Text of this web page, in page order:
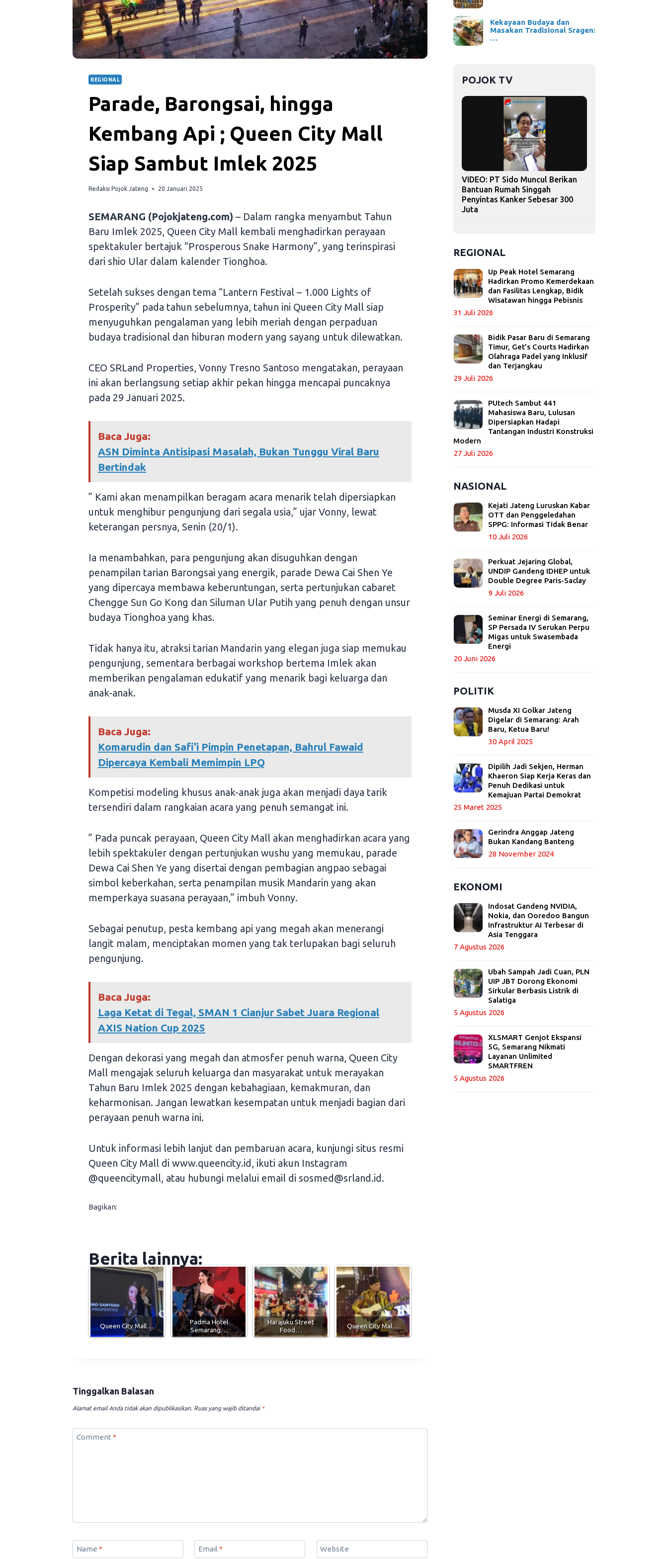
REGIONAL
Parade, Barongsai, hingga
Kembang Api ; Queen City Mall
Siap Sambut Imlek 2025
Redaksi Pojok Jateng 20 Januari 2025
SEMARANG (Pojokjateng.com) – Dalam rangka menyambut Tahun
Baru Imlek 2025, Queen City Mall kembali menghadirkan perayaan
spektakuler bertajuk “Prosperous Snake Harmony”, yang terinspirasi
dari shio Ular dalam kalender Tionghoa.
Setelah sukses dengan tema “Lantern Festival – 1.000 Lights of
Prosperity” pada tahun sebelumnya, tahun ini Queen City Mall siap
menyuguhkan pengalaman yang lebih meriah dengan perpaduan
budaya tradisional dan hiburan modern yang sayang untuk dilewatkan.
CEO SRLand Properties, Vonny Tresno Santoso mengatakan, perayaan
ini akan berlangsung setiap akhir pekan hingga mencapai puncaknya
pada 29 Januari 2025.
Baca Juga:
ASN Diminta Antisipasi Masalah, Bukan Tunggu Viral Baru
Bertindak
” Kami akan menampilkan beragam acara menarik telah dipersiapkan
untuk menghibur pengunjung dari segala usia,” ujar Vonny, lewat
keterangan persnya, Senin (20/1).
Ia menambahkan, para pengunjung akan disuguhkan dengan
penampilan tarian Barongsai yang energik, parade Dewa Cai Shen Ye
yang dipercaya membawa keberuntungan, serta pertunjukan cabaret
Chengge Sun Go Kong dan Siluman Ular Putih yang penuh dengan unsur
budaya Tionghoa yang khas.
Tidak hanya itu, atraksi tarian Mandarin yang elegan juga siap memukau
pengunjung, sementara berbagai workshop bertema Imlek akan
memberikan pengalaman edukatif yang menarik bagi keluarga dan
anak-anak.
Baca Juga:
Komarudin dan Safi'i Pimpin Penetapan, Bahrul Fawaid
Dipercaya Kembali Memimpin LPQ
Kompetisi modeling khusus anak-anak juga akan menjadi daya tarik
tersendiri dalam rangkaian acara yang penuh semangat ini.
” Pada puncak perayaan, Queen City Mall akan menghadirkan acara yang
lebih spektakuler dengan pertunjukan wushu yang memukau, parade
Dewa Cai Shen Ye yang disertai dengan pembagian angpao sebagai
simbol keberkahan, serta penampilan musik Mandarin yang akan
memperkaya suasana perayaan,” imbuh Vonny.
Sebagai penutup, pesta kembang api yang megah akan menerangi
langit malam, menciptakan momen yang tak terlupakan bagi seluruh
pengunjung.
Baca Juga:
Laga Ketat di Tegal, SMAN 1 Cianjur Sabet Juara Regional
AXIS Nation Cup 2025
Dengan dekorasi yang megah dan atmosfer penuh warna, Queen City
Mall mengajak seluruh keluarga dan masyarakat untuk merayakan
Tahun Baru Imlek 2025 dengan kebahagiaan, kemakmuran, dan
keharmonisan. Jangan lewatkan kesempatan untuk menjadi bagian dari
perayaan penuh warna ini.
Untuk informasi lebih lanjut dan pembaruan acara, kunjungi situs resmi
Queen City Mall di www.queencity.id, ikuti akun Instagram
@queencitymall, atau hubungi melalui email di sosmed@srland.id.
Bagikan:
Berita lainnya:
Queen City Mall…
Padma Hotel
Semarang…
Harajuku Street
Food…
Queen City Mal…
Tinggalkan Balasan
Alamat email Anda tidak akan dipublikasikan. Ruas yang wajib ditandai *
Comment *
Name * Email * Website
Kekayaan Budaya dan
Masakan Tradisional Sragen:
…
POJOK TV
VIDEO: PT Sido Muncul Berikan
Bantuan Rumah Singgah
Penyintas Kanker Sebesar 300
Juta
REGIONAL
Up Peak Hotel Semarang
Hadirkan Promo Kemerdekaan
dan Fasilitas Lengkap, Bidik
Wisatawan hingga Pebisnis
31 Juli 2026
Bidik Pasar Baru di Semarang
Timur, Get’s Courts Hadirkan
Olahraga Padel yang Inklusif
dan Terjangkau
29 Juli 2026
PUtech Sambut 441
Mahasiswa Baru, Lulusan
Dipersiapkan Hadapi
Tantangan Industri Konstruksi
Modern
27 Juli 2026
NASIONAL
Kejati Jateng Luruskan Kabar
OTT dan Penggeledahan
SPPG: Informasi Tidak Benar
10 Juli 2026
Perkuat Jejaring Global,
UNDIP Gandeng IDHEP untuk
Double Degree Paris-Saclay
9 Juli 2026
Seminar Energi di Semarang,
SP Persada IV Serukan Perpu
Migas untuk Swasembada
Energi
20 Juni 2026
POLITIK
Musda XI Golkar Jateng
Digelar di Semarang: Arah
Baru, Ketua Baru!
30 April 2025
Dipilih Jadi Sekjen, Herman
Khaeron Siap Kerja Keras dan
Penuh Dedikasi untuk
Kemajuan Partai Demokrat
25 Maret 2025
Gerindra Anggap Jateng
Bukan Kandang Banteng
28 November 2024
EKONOMI
Indosat Gandeng NVIDIA,
Nokia, dan Ooredoo Bangun
Infrastruktur AI Terbesar di
Asia Tenggara
7 Agustus 2026
Ubah Sampah Jadi Cuan, PLN
UIP JBT Dorong Ekonomi
Sirkular Berbasis Listrik di
Salatiga
5 Agustus 2026
XLSMART Genjot Ekspansi
5G, Semarang Nikmati
Layanan Unlimited
SMARTFREN
5 Agustus 2026